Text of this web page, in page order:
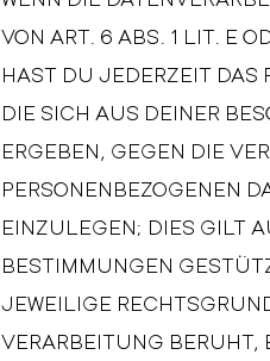
VON ART. 6 ABS. 1 LIT. E
HAST DU JEDERZEIT DAS
DIE SICH AUS DEINER
ERGEBEN, GEGEN DIE
PERSONENBEZOGENEN
EINZULEGEN; DIES GILT
BESTIMMUNGEN
JEWEILIGE
VERARBEITUNG BERUHT,